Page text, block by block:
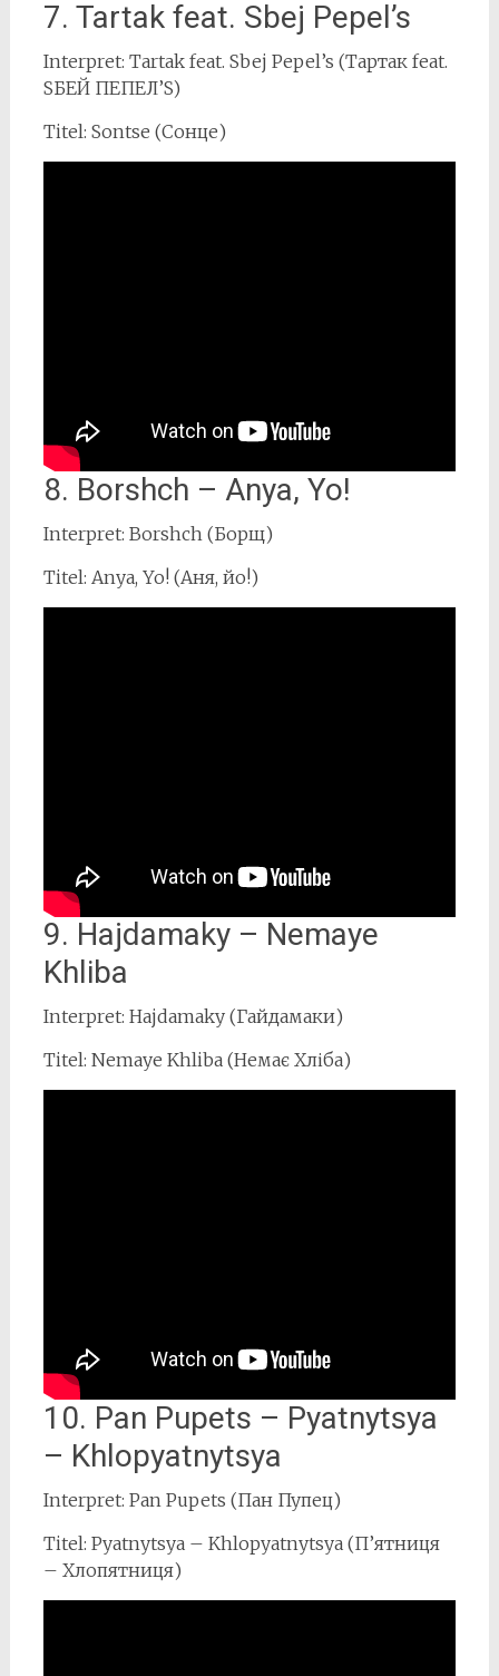
7. Tartak feat. Sbej Pepel’s
Interpret: Tartak feat. Sbej Pepel’s (Тартак feat.
SБЕЙ ПЕПЕЛ’S)
Titel: Sontse (Сонце)
8. Borshch – Anya, Yo!
Interpret: Borshch (Борщ)
Titel: Anya, Yo! (Аня, йо!)
9. Hajdamaky – Nemaye
Khliba
Interpret: Hajdamaky (Гайдамаки)
Titel: Nemaye Khliba (Немає Хліба)
10. Pan Pupets – Pyatnytsya
– Khlopyatnytsya
Interpret: Pan Pupets (Пан Пупец)
Titel: Pyatnytsya – Khlopyatnytsya (П’ятниця
– Хлопятниця)